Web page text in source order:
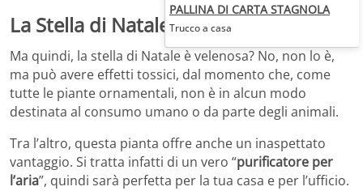
La Stella di Natale è velenosa?
Ma quindi, la stella di Natale è velenosa? No, non lo è,
ma può avere effetti tossici, dal momento che, come
tutte le piante ornamentali, non è in alcun modo
destinata al consumo umano o da parte degli animali.
Tra l’altro, questa pianta offre anche un inaspettato
vantaggio. Si tratta infatti di un vero “purificatore per
l’aria”, quindi sarà perfetta per la tua casa e per l’ufficio.
PALLINA DI CARTA STAGNOLA
Trucco a casa